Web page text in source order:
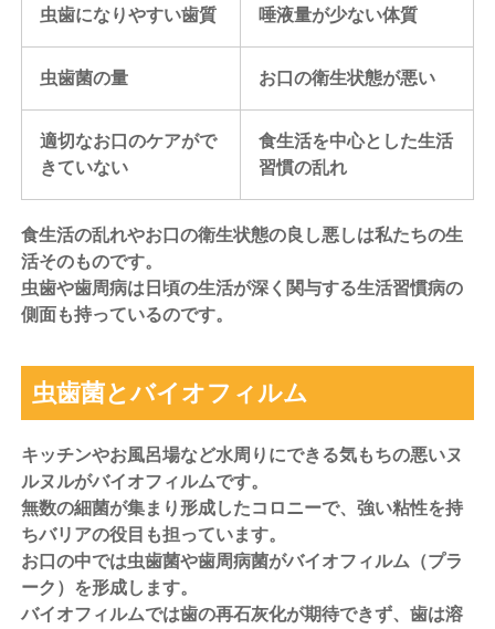
虫歯になりやすい歯質 唾液量が少ない体質
虫歯菌の量 お口の衛生状態が悪い
適切なお口のケアがで
きていない
食生活を中心とした生活
習慣の乱れ
食生活の乱れやお口の衛生状態の良し悪しは私たちの生
活そのものです。
虫歯や歯周病は日頃の生活が深く関与する生活習慣病の
側面も持っているのです。
虫歯菌とバイオフィルム
キッチンやお風呂場など水周りにできる気もちの悪いヌ
ルヌルがバイオフィルムです。
無数の細菌が集まり形成したコロニーで、強い粘性を持
ちバリアの役目も担っています。
お口の中では虫歯菌や歯周病菌がバイオフィルム（プラ
ーク）を形成します。
バイオフィルムでは歯の再石灰化が期待できず、歯は溶